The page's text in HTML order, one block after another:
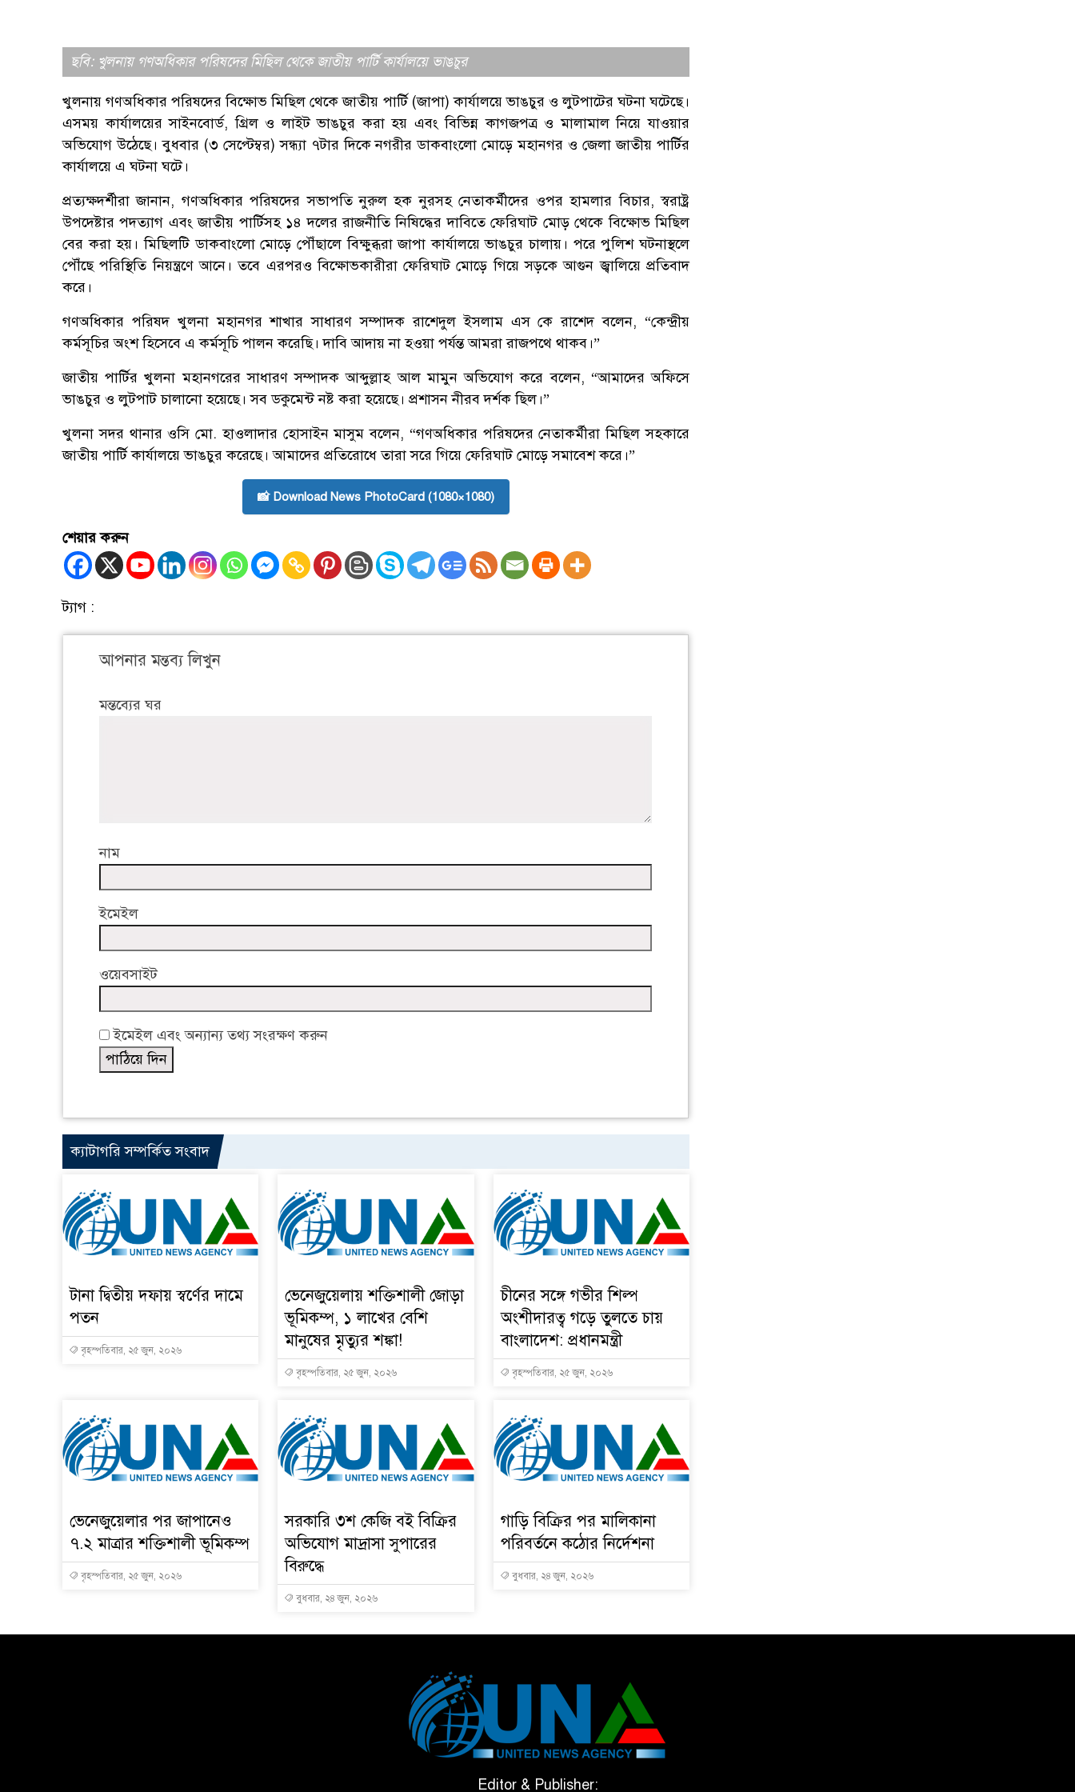
ছবি: খুলনায় গণঅধিকার পরিষদের মিছিল থেকে জাতীয় পার্টি কার্যালয়ে ভাঙচুর
খুলনায় গণঅধিকার পরিষদের বিক্ষোভ মিছিল থেকে জাতীয় পার্টি (জাপা) কার্যালয়ে ভাঙচুর ও লুটপাটের ঘটনা ঘটেছে।
এসময় কার্যালয়ের সাইনবোর্ড, গ্রিল ও লাইট ভাঙচুর করা হয় এবং বিভিন্ন কাগজপত্র ও মালামাল নিয়ে যাওয়ার
অভিযোগ উঠেছে। বুধবার (৩ সেপ্টেম্বর) সন্ধ্যা ৭টার দিকে নগরীর ডাকবাংলো মোড়ে মহানগর ও জেলা জাতীয় পার্টির
কার্যালয়ে এ ঘটনা ঘটে।
প্রত্যক্ষদর্শীরা জানান, গণঅধিকার পরিষদের সভাপতি নুরুল হক নুরসহ নেতাকর্মীদের ওপর হামলার বিচার, স্বরাষ্ট্র
উপদেষ্টার পদত্যাগ এবং জাতীয় পার্টিসহ ১৪ দলের রাজনীতি নিষিদ্ধের দাবিতে ফেরিঘাট মোড় থেকে বিক্ষোভ মিছিল
বের করা হয়। মিছিলটি ডাকবাংলো মোড়ে পৌঁছালে বিক্ষুব্ধরা জাপা কার্যালয়ে ভাঙচুর চালায়। পরে পুলিশ ঘটনাস্থলে
পৌঁছে পরিস্থিতি নিয়ন্ত্রণে আনে। তবে এরপরও বিক্ষোভকারীরা ফেরিঘাট মোড়ে গিয়ে সড়কে আগুন জ্বালিয়ে প্রতিবাদ
করে।
গণঅধিকার পরিষদ খুলনা মহানগর শাখার সাধারণ সম্পাদক রাশেদুল ইসলাম এস কে রাশেদ বলেন, “কেন্দ্রীয়
কর্মসূচির অংশ হিসেবে এ কর্মসূচি পালন করেছি। দাবি আদায় না হওয়া পর্যন্ত আমরা রাজপথে থাকব।”
জাতীয় পার্টির খুলনা মহানগরের সাধারণ সম্পাদক আব্দুল্লাহ আল মামুন অভিযোগ করে বলেন, “আমাদের অফিসে
ভাঙচুর ও লুটপাট চালানো হয়েছে। সব ডকুমেন্ট নষ্ট করা হয়েছে। প্রশাসন নীরব দর্শক ছিল।”
খুলনা সদর থানার ওসি মো. হাওলাদার হোসাইন মাসুম বলেন, “গণঅধিকার পরিষদের নেতাকর্মীরা মিছিল সহকারে
জাতীয় পার্টি কার্যালয়ে ভাঙচুর করেছে। আমাদের প্রতিরোধে তারা সরে গিয়ে ফেরিঘাট মোড়ে সমাবেশ করে।”
📸 Download News PhotoCard (1080×1080)
শেয়ার করুন
ট্যাগ :
আপনার মন্তব্য লিখুন
মন্তব্যের ঘর
নাম
ইমেইল
ওয়েবসাইট
ইমেইল এবং অন্যান্য তথ্য সংরক্ষণ করুন
ক্যাটাগরি সম্পর্কিত সংবাদ
টানা দ্বিতীয় দফায় স্বর্ণের দামে
পতন
বৃহস্পতিবার, ২৫ জুন, ২০২৬
ভেনেজুয়েলায় শক্তিশালী জোড়া
ভূমিকম্প, ১ লাখের বেশি
মানুষের মৃত্যুর শঙ্কা!
বৃহস্পতিবার, ২৫ জুন, ২০২৬
চীনের সঙ্গে গভীর শিল্প
অংশীদারত্ব গড়ে তুলতে চায়
বাংলাদেশ: প্রধানমন্ত্রী
বৃহস্পতিবার, ২৫ জুন, ২০২৬
ভেনেজুয়েলার পর জাপানেও
৭.২ মাত্রার শক্তিশালী ভূমিকম্প
বৃহস্পতিবার, ২৫ জুন, ২০২৬
সরকারি ৩শ কেজি বই বিক্রির
অভিযোগ মাদ্রাসা সুপারের
বিরুদ্ধে
বুধবার, ২৪ জুন, ২০২৬
গাড়ি বিক্রির পর মালিকানা
পরিবর্তনে কঠোর নির্দেশনা
বুধবার, ২৪ জুন, ২০২৬
Editor & Publisher: